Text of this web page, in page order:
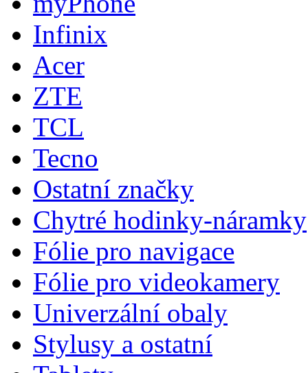
Infinix
Acer
ZTE
TCL
Tecno
Ostatní značky
Chytré hodinky-náramky
Fólie pro navigace
Fólie pro videokamery
Univerzální obaly
Stylusy a ostatní